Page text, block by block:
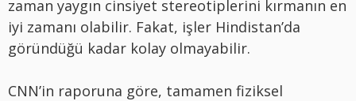
zaman yaygın cinsiyet stereotiplerini kırmanın en
iyi zamanı olabilir. Fakat, işler Hindistan’da
göründüğü kadar kolay olmayabilir.
CNN’in raporuna göre, tamamen fiziksel